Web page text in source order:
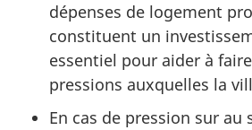
dépenses de logement
constituent un
essentiel pour aider à
pressions auxquelles la
En cas de pression sur au